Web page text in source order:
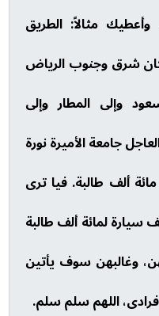
مثالاً: الطريق
شرق وجنوب الرياض
وإلى المطار وإلى
جامعة الأميرة نورة
ألف طالبة. فيا ترى
لمائة ألف طالبة
وغالبهن سوف يأتين
اللهم سلم سلم.